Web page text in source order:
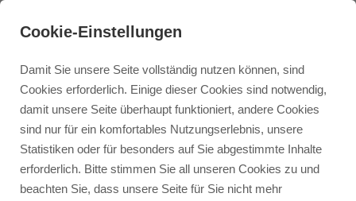
Einzelberatung /- Therapie
Paartherapie
Cookie-Einstellungen
Damit Sie unsere Seite vollständig nutzen können, sind
Cookies erforderlich. Einige dieser Cookies sind notwendig,
damit unsere Seite überhaupt funktioniert, andere Cookies
sind nur für ein komfortables Nutzungserlebnis, unsere
Statistiken oder für besonders auf Sie abgestimmte Inhalte
erforderlich. Bitte stimmen Sie all unseren Cookies zu und
beachten Sie, dass unsere Seite für Sie nicht mehr